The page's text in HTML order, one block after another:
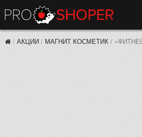
/ АКЦИИ / МАГНИТ КОСМЕТИК /